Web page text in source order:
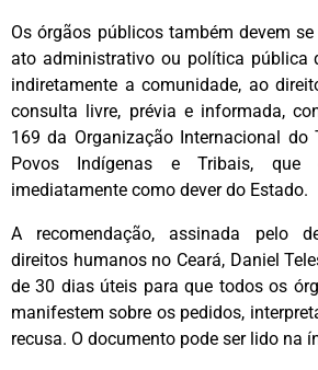
Os órgãos públicos também devem
ato administrativo ou política pública
indiretamente a comunidade, ao
consulta livre, prévia e informada,
169 da Organização Internacional do
Povos Indígenas e Tribais, que
imediatamente como dever do Estado.
A recomendação, assinada pelo
direitos humanos no Ceará, Daniel
de 30 dias úteis para que todos os
manifestem sobre os pedidos,
recusa. O documento pode ser lido na